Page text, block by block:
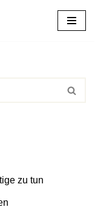
zu tun